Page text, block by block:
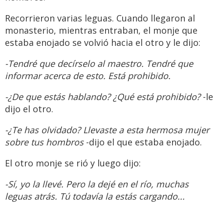
Recorrieron varias leguas. Cuando llegaron al
monasterio, mientras entraban, el monje que
estaba enojado se volvió hacia el otro y le dijo:
-Tendré que decírselo al maestro. Tendré que
informar acerca de esto. Está prohibido.
-¿De que estás hablando? ¿Qué está prohibido?-le
dijo el otro.
-¿Te has olvidado? Llevaste a esta hermosa mujer
sobre tus hombros-dijo el que estaba enojado.
El otro monje se rió y luego dijo:
-Sí, yo la llevé. Pero la dejé en el río, muchas
leguas atrás. Tú todavía la estás cargando...